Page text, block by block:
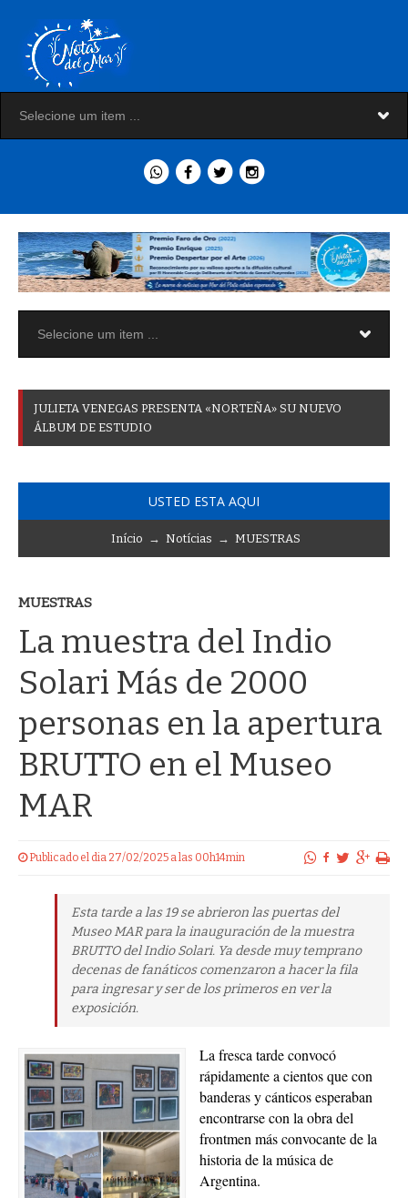
JULIETA VENEGAS PRESENTA «NORTEÑA» SU NUEVO
ÁLBUM DE ESTUDIO
USTED ESTA AQUI
Início → Notícias → MUESTRAS
MUESTRAS
La muestra del Indio
Solari Más de 2000
personas en la apertura
BRUTTO en el Museo
MAR
Publicado el dia 27/02/2025 a las 00h14min
Esta tarde a las 19 se abrieron las puertas del
Museo MAR para la inauguración de la muestra
BRUTTO del Indio Solari. Ya desde muy temprano
decenas de fanáticos comenzaron a hacer la fila
para ingresar y ser de los primeros en ver la
exposición.
La fresca tarde convocó
rápidamente a cientos que con
banderas y cánticos esperaban
encontrarse con la obra del
frontmen más convocante de la
historia de la música de
Argentina.